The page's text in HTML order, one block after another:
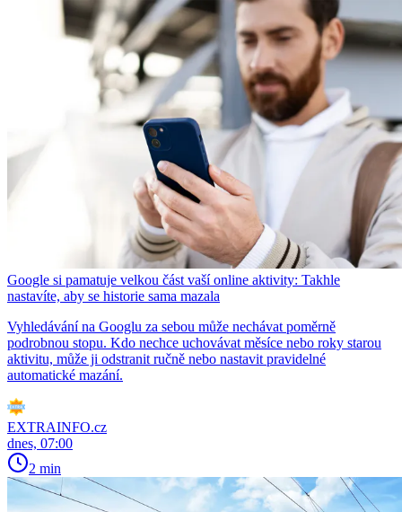
Google si pamatuje velkou část vaší online aktivity: Takhle
nastavíte, aby se historie sama mazala
Vyhledávání na Googlu za sebou může nechávat poměrně
podrobnou stopu. Kdo nechce uchovávat měsíce nebo roky starou
aktivitu, může ji odstranit ručně nebo nastavit pravidelné
automatické mazání.
EXTRAINFO.cz
dnes, 07:00
2 min